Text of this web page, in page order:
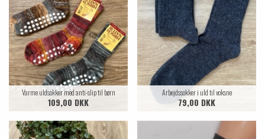
Varme uldsokker med anti-slip til børn
109,00 DKK
Arbejdssokker i uld til voksne
79,00 DKK